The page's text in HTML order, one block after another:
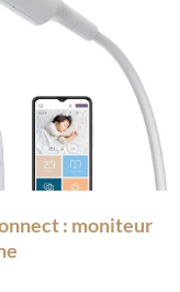
: moniteur